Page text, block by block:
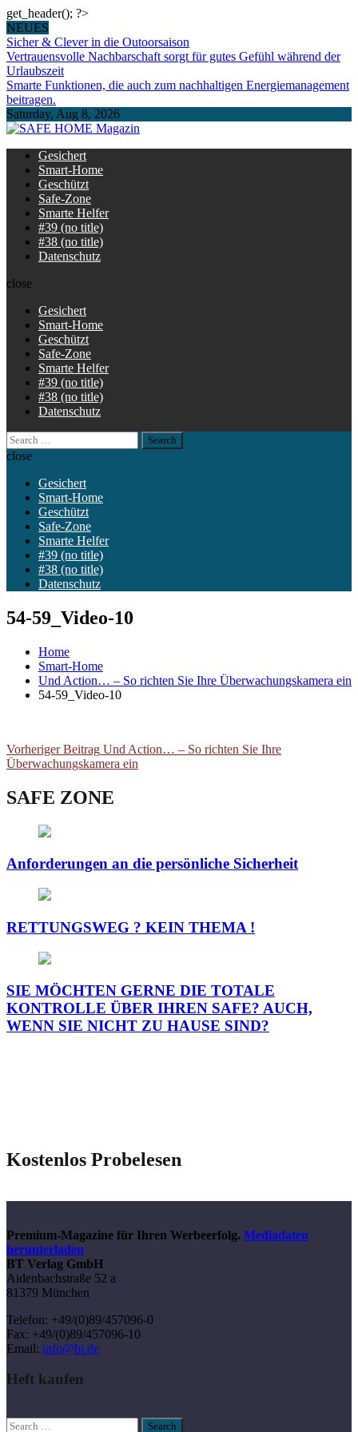
get_header(); ?>
Skip
to
content
NEUES
Sicher & Clever in die Outoorsaison
Vertrauensvolle Nachbarschaft sorgt für gutes Gefühl während der
Urlaubszeit
Smarte Funktionen, die auch zum nachhaltigen Energiemanagement
beitragen.
Saturday, Aug 8, 2026
Gesichert
Smart-Home
Geschützt
Safe-Zone
Smarte Helfer
#39 (no title)
#38 (no title)
Datenschutz
close
Gesichert
Smart-Home
Geschützt
Safe-Zone
Smarte Helfer
#39 (no title)
#38 (no title)
Datenschutz
Search
for:
close
Gesichert
Smart-Home
Geschützt
Safe-Zone
Smarte Helfer
#39 (no title)
#38 (no title)
Datenschutz
54-59_Video-10
Home
Smart-Home
Und Action… – So richten Sie Ihre Überwachungskamera ein
54-59_Video-10
Post
navigation
Vorheriger Beitrag Previous
post:
Und Action… – So richten Sie Ihre
Überwachungskamera ein
SAFE ZONE
Anforderungen an die persönliche Sicherheit
RETTUNGSWEG ? KEIN THEMA !
SIE MÖCHTEN GERNE DIE TOTALE
KONTROLLE ÜBER IHREN SAFE? AUCH,
WENN SIE NICHT ZU HAUSE SIND?
Kostenlos Probelesen
Premium-Magazine für Ihren Werbeerfolg. Mediadaten
herunterladen
BT Verlag GmbH
Aidenbachstraße 52 a
81379 München
Telefon: +49/(0)89/457096-0
Fax: +49/(0)89/457096-10
Email: info@bt.de
Heft kaufen
Search